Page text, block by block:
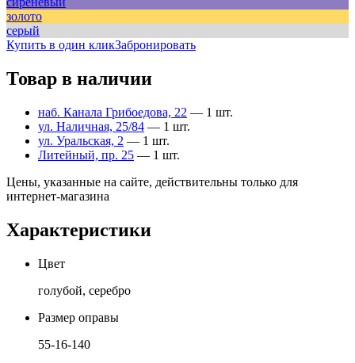
золото
серый
Купить в один кликЗабронировать
Товар в наличии
наб. Канала Грибоедова, 22 — 1 шт.
ул. Наличная, 25/84 — 1 шт.
ул. Уральская, 2 — 1 шт.
Литейный, пр. 25 — 1 шт.
Цены, указанные на сайте, действительны только для
интернет-магазина
Характеристики
Цвет
голубой, серебро
Размер оправы
55-16-140